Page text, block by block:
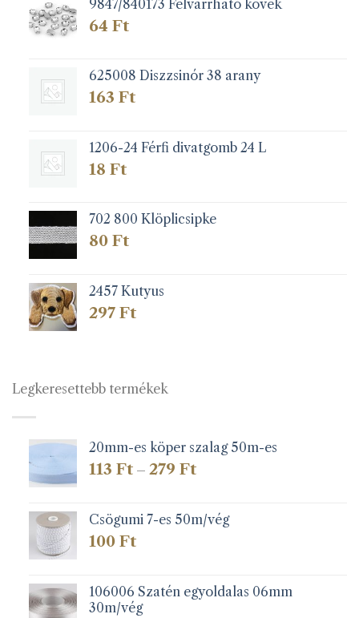
9847/840173 Felvarrható kövek
64 Ft
625008 Diszzsinór 38 arany
163 Ft
1206-24 Férfi divatgomb 24 L
18 Ft
702 800 Klöplicsipke
80 Ft
2457 Kutyus
297 Ft
Legkeresettebb termékek
20mm-es köper szalag 50m-es
113 Ft – 279 FtÁrtartomány:
279 Ft
Csögumi 7-es 50m/vég
100 Ft
106006 Szatén egyoldalas 06mm
30m/vég